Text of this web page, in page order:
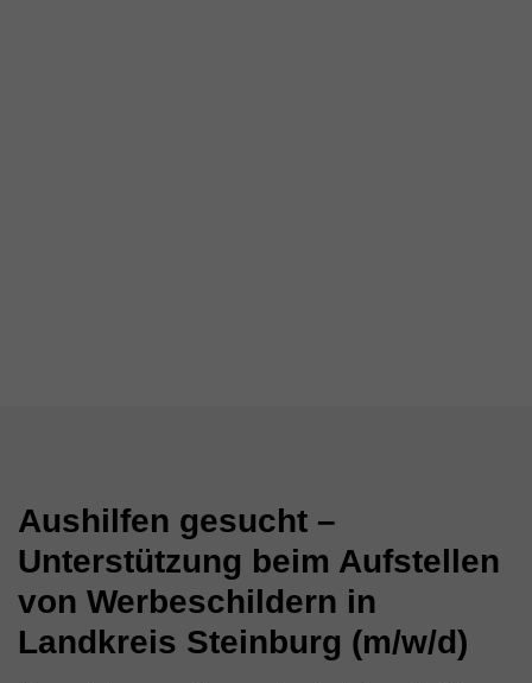
Aushilfen gesucht –
Unterstützung beim Aufstellen
von Werbeschildern in
Landkreis Steinburg (m/w/d)